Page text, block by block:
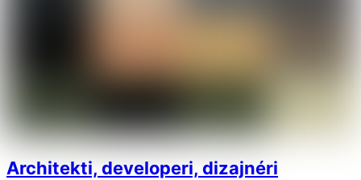
Architekti, developeri, dizajnéri